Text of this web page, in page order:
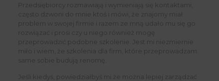
Przedsiębiorcy rozmawiają i wymieniają się kontaktami,
często dzwoni do mnie ktoś i mówi, że znajomy miał
problem w swojej firmie i razem ze mną udało mu się go
rozwiązać i prosi czy u niego również mogę
przeprowadzić podobne szkolenie. Jest mi niezmiernie
miło i wiem, że szkolenia dla firm, które przeprowadzam
same sobie budują renomę.
Jeśli kiedyś, powiedziałbyś mi że można lepiej zarządzać